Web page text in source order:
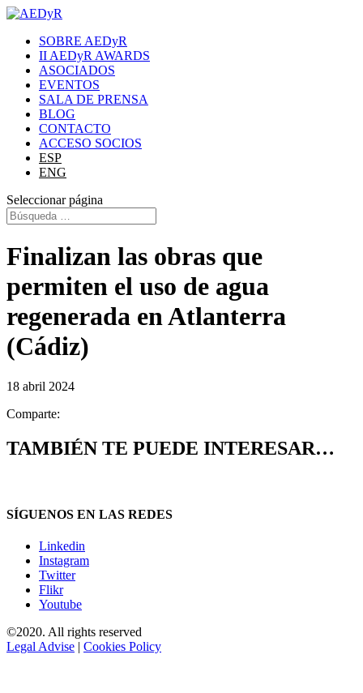
SOBRE AEDyR
II AEDyR AWARDS
ASOCIADOS
EVENTOS
SALA DE PRENSA
BLOG
CONTACTO
ACCESO SOCIOS
ESP
ENG
Seleccionar página
Finalizan las obras que
permiten el uso de agua
regenerada en Atlanterra
(Cádiz)
18 abril 2024
Comparte:
TAMBIÉN TE PUEDE INTERESAR…
SÍGUENOS EN LAS REDES
Linkedin
Instagram
Twitter
Flikr
Youtube
©2020. All rights reserved
Legal Advise | Cookies Policy